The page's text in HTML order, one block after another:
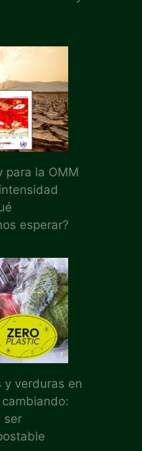
para la OMM
esperar?
y verduras en
ser